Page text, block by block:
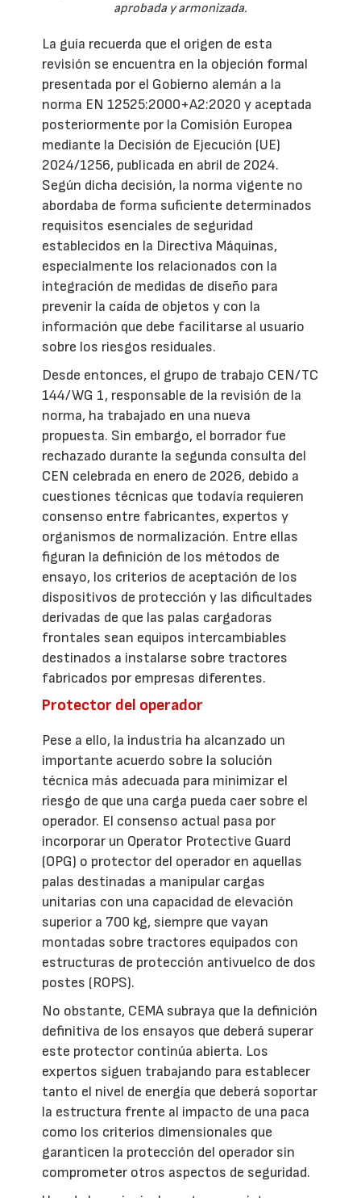
aprobada y armonizada.
La guía recuerda que el origen de esta
revisión se encuentra en la objeción formal
presentada por el Gobierno alemán a la
norma EN 12525:2000+A2:2020 y aceptada
posteriormente por la Comisión Europea
mediante la Decisión de Ejecución (UE)
2024/1256, publicada en abril de 2024.
Según dicha decisión, la norma vigente no
abordaba de forma suficiente determinados
requisitos esenciales de seguridad
establecidos en la Directiva Máquinas,
especialmente los relacionados con la
integración de medidas de diseño para
prevenir la caída de objetos y con la
información que debe facilitarse al usuario
sobre los riesgos residuales.
Desde entonces, el grupo de trabajo CEN/TC
144/WG 1, responsable de la revisión de la
norma, ha trabajado en una nueva
propuesta. Sin embargo, el borrador fue
rechazado durante la segunda consulta del
CEN celebrada en enero de 2026, debido a
cuestiones técnicas que todavía requieren
consenso entre fabricantes, expertos y
organismos de normalización. Entre ellas
figuran la definición de los métodos de
ensayo, los criterios de aceptación de los
dispositivos de protección y las dificultades
derivadas de que las palas cargadoras
frontales sean equipos intercambiables
destinados a instalarse sobre tractores
fabricados por empresas diferentes.
Protector del operador
Pese a ello, la industria ha alcanzado un
importante acuerdo sobre la solución
técnica más adecuada para minimizar el
riesgo de que una carga pueda caer sobre el
operador. El consenso actual pasa por
incorporar un Operator Protective Guard
(OPG) o protector del operador en aquellas
palas destinadas a manipular cargas
unitarias con una capacidad de elevación
superior a 700 kg, siempre que vayan
montadas sobre tractores equipados con
estructuras de protección antivuelco de dos
postes (ROPS).
No obstante, CEMA subraya que la definición
definitiva de los ensayos que deberá superar
este protector continúa abierta. Los
expertos siguen trabajando para establecer
tanto el nivel de energía que deberá soportar
la estructura frente al impacto de una paca
como los criterios dimensionales que
garanticen la protección del operador sin
comprometer otros aspectos de seguridad.